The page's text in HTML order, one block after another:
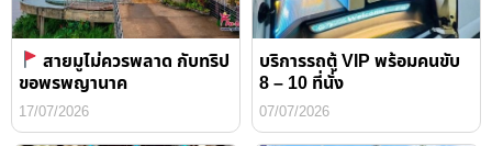
สายมูไม่ควรพลาด กับทริป
ขอพรพญานาค
17/07/2026
บริการรถตู้ VIP พร้อมคนขับ
8 – 10 ที่นั่ง
07/07/2026